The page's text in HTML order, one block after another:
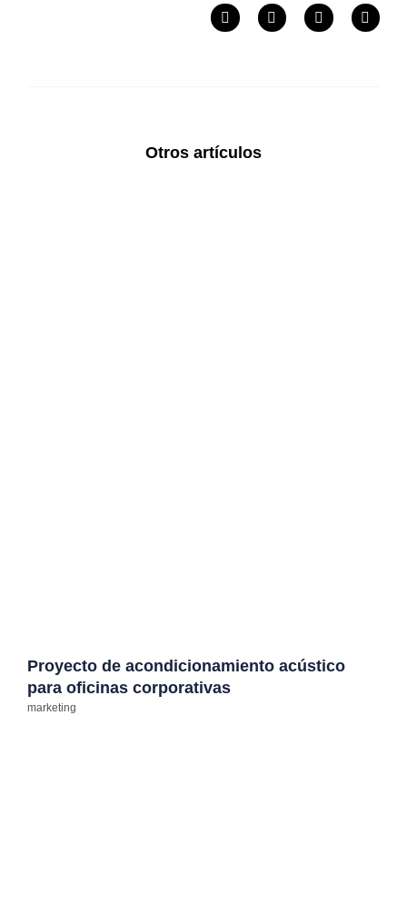
Otros artículos
Proyecto de acondicionamiento acústico
para oficinas corporativas
marketing